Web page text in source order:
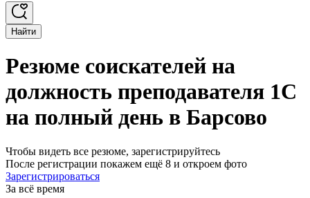
Найти
Резюме соискателей на
должность преподавателя 1С
на полный день в Барсово
Чтобы видеть все резюме, зарегистрируйтесь
После регистрации покажем ещё 8 и откроем фото
Зарегистрироваться
За всё время